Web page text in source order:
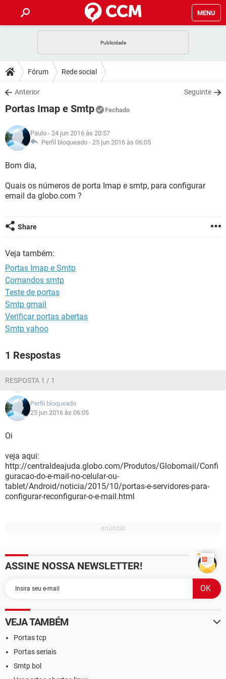
MENU
CELULAR
OUTLOOK
INSTAGRAM GMAIL
GUIA DE COMPRAS
DICAS
JOGOS
INSTAGRAM
GUIA DE COMPRAS
DOWNLOADS
JOGOS WHATSAPP
CELULAR
OUTLOOK EXCEL
INSTAGRAM
JOGOS
CELULAR
OUTLOOK
INSTAGRAM GMAIL
GLOSSÁRIO
JOGOS
OUTLOOK
GUIA DE COMPRAS
Fórum Rede social
Anterior Seguinte
Portas Imap e Smtp Fechado
Paulo - 24 jun 2016 às 20:57
Perfil bloqueado - 25 jun 2016 às 06:05
Bom dia,
Quais os números de porta Imap e smtp, para configurar
email da globo.com ?
Share
Veja também:
Portas Imap e Smtp
Comandos smtp
Teste de portas
Smtp gmail
Verificar portas abertas
Smtp yahoo
1 Respostas
RESPOSTA 1 / 1
Perfil bloqueado
25 jun 2016 às 06:05
Oi
veja aqui:
http://centraldeajuda.globo.com/Produtos/Globomail/Confi
guracao-do-e-mail-no-celular-ou-
tablet/Android/noticia/2015/10/portas-e-servidores-para-
configurar-reconfigurar-o-e-mail.html
ASSINE NOSSA NEWSLETTER!
VEJA TAMBÉM
Portas tcp
Portas seriais
Smtp bol